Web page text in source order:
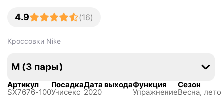
4.9 (16)
Кроссовки Nike
М (3 пары)
Артикул
SX7676-100
Посадка
Унисекс
Дата выхода
2020
Функция
Упражнение
Сезон
Весна,